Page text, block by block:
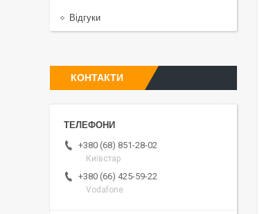
Відгуки
КОНТАКТИ
+380 (68) 851-28-02
Київстар
+380 (66) 425-59-22
Vodafone